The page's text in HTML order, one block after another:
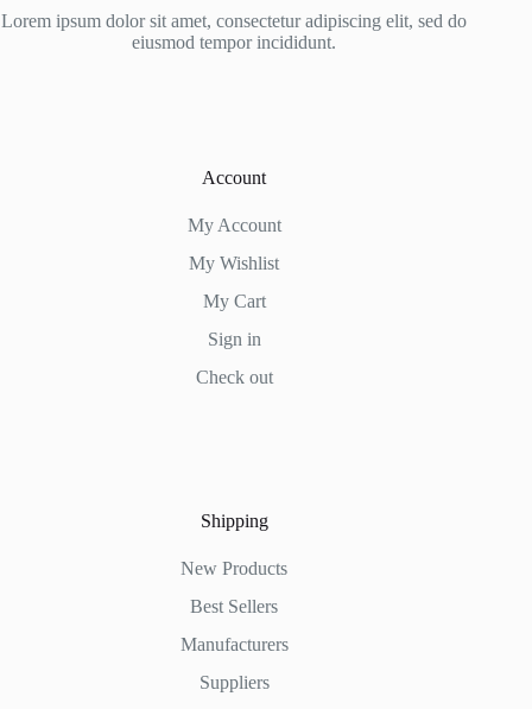
Lorem ipsum dolor sit amet, consectetur adipiscing elit, sed do
eiusmod tempor incididunt.
Account
My Account
My Wishlist
My Cart
Sign in
Check out
Shipping
New Products
Best Sellers
Manufacturers
Suppliers